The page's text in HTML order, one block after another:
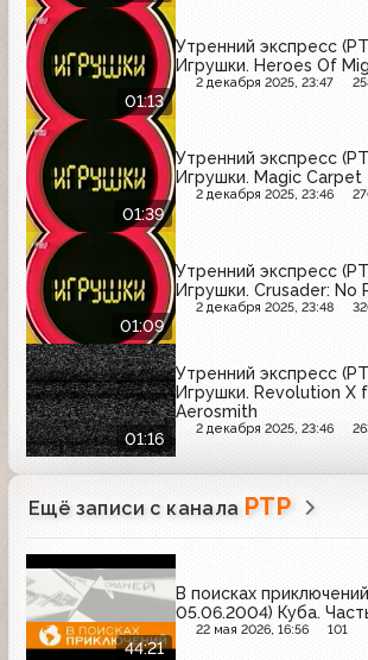
01:13
Утренний экспресс
Игрушки. Heroes Of
2 декабря 2025, 23:47
01:39
Утренний экспресс
Игрушки. Magic Carpet
2 декабря 2025, 23:46
01:09
Утренний экспресс
Игрушки. Crusader: No
2 декабря 2025, 23:48
01:16
Утренний экспресс
Игрушки. Revolution X
Aerosmith
2 декабря 2025, 23:46
Ещё записи с канала РТР
44:21
В поисках
05.06.2004) Куба.
22 мая 2026, 16:56 101